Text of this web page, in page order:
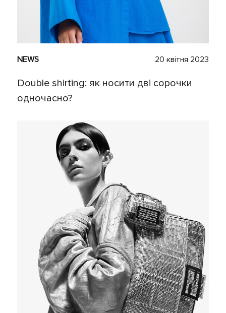
NEWS 20 квітня 2023
Double shirting: як носити дві сорочки
одночасно?